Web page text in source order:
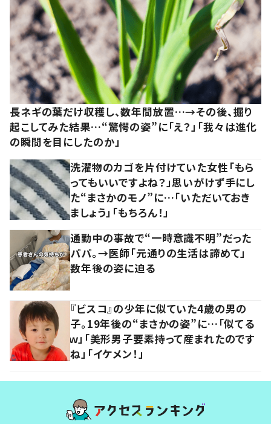
長ネギの葉だけ収穫し、数年間放置…→その後、掘り
起こしてみた結果…“驚愕の姿”に「え？」「我々は進化
の瞬間を目にしたのか」
洗濯物のカゴを片付けていた女性「もら
ってもいいですよね？」思いがけず手にし
た“まさかのモノ”に…「いただいておき
ましょう」「もちろん！」
通勤中の事故で“一時意識不明”だった
パパ。→医師「元通りの生活は諦めて」
数年後の姿に迫る
『ビスコ』の少年に似ていた4歳の男の
子。19年後の“まさかの姿”に…「似てる
ｗ」「美形男子要素持って産まれたのです
ね」「イケメン！」